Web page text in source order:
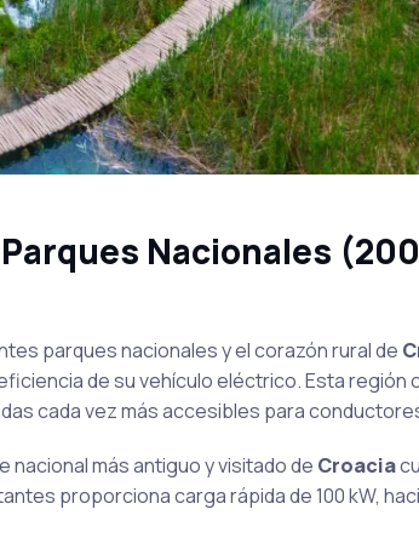
Nacionales
parques nacionales y el corazón rural de
de su vehículo eléctrico. Esta región
cada vez más accesibles para
nacional más antiguo y visitado de Croacia
proporciona carga rápida de 100 kW,